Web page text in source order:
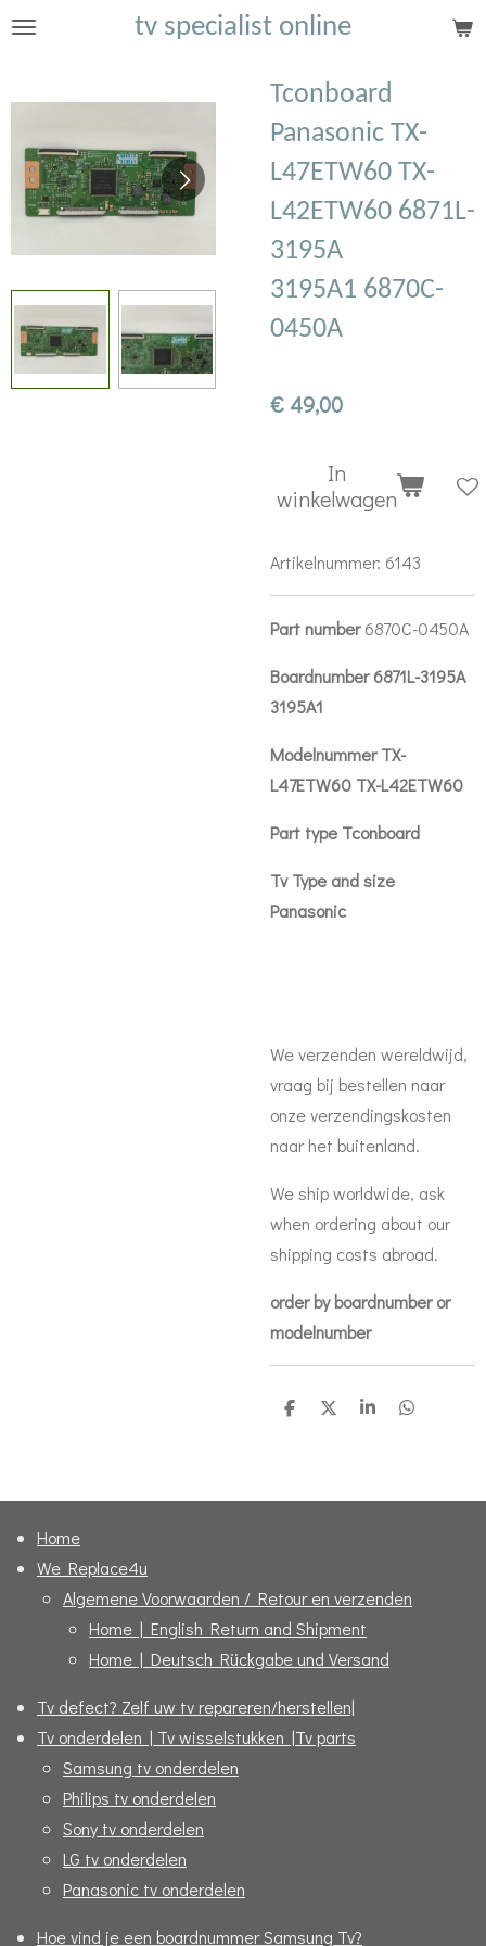
Ga
hoofdinhoud
tv specialist online
Tconboard
Panasonic TX-
L47ETW60 TX-
L42ETW60 6871L-
3195A
3195A1 6870C-
0450A
€ 49,00
In
winkelwagen
Artikelnummer: 6143
Part number6870C-0450A
Boardnumber 6871L-3195A
3195A1
Modelnummer TX-
L47ETW60 TX-L42ETW60
Part type Tconboard
Tv Type and size
Panasonic
We verzenden wereldwijd,
vraag bij bestellen naar
onze verzendingskosten
naar het buitenland.
We ship worldwide, ask
when ordering about our
shipping costs abroad.
order by boardnumber or
modelnumber
D
D
S
D
Home
We Replace4u
Algemene Voorwaarden / Retour en verzenden
Home | English Return and Shipment
Home | Deutsch Rückgabe und Versand
Tv defect? Zelf uw tv repareren/herstellen|
Tv onderdelen | Tv wisselstukken |Tv parts
Samsung tv onderdelen
Philips tv onderdelen
Sony tv onderdelen
LG tv onderdelen
Panasonic tv onderdelen
Hoe vind je een boardnummer Samsung Tv?